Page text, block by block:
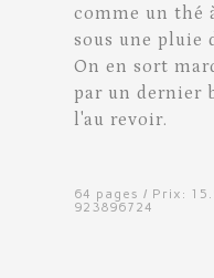
comme un thé
sous une pluie
On en sort
par un dernier
l'au revoir.
64 pages / Prix:
923896724